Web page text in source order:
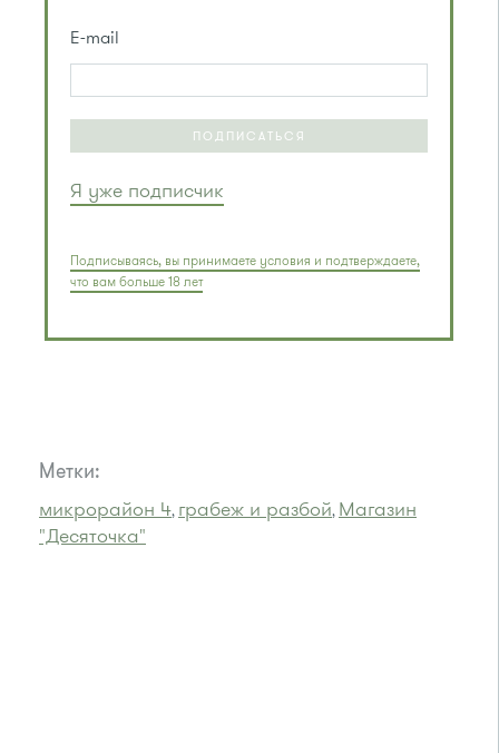
E-mail
ПОДПИСАТЬСЯ
Я уже подписчик
Подписываясь, вы принимаете условия и подтверждаете,
что вам больше 18 лет
Метки:
микрорайон 4, грабеж и разбой, Магазин
"Десяточка"